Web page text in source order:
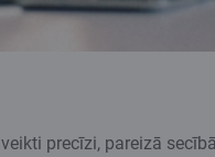
precīzi, pareizā